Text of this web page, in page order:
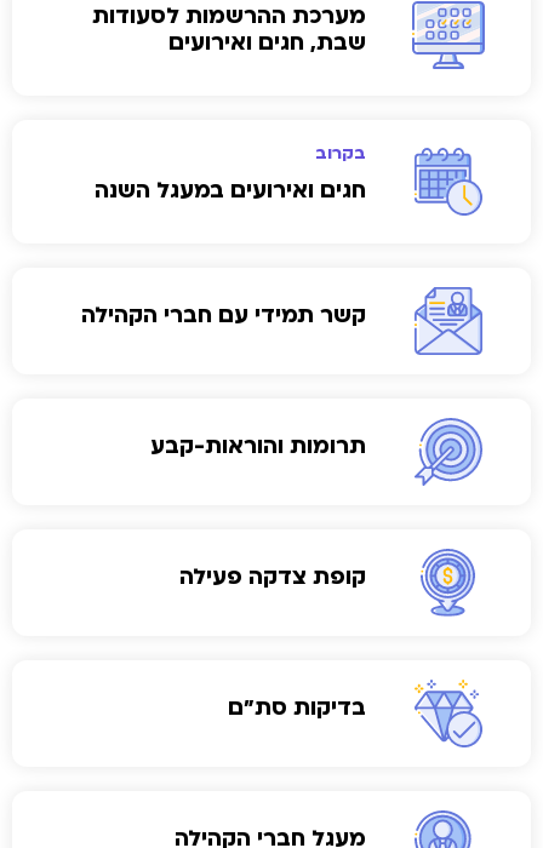
מערכת ההרשמות לסעודות
שבת, חגים ואירועים
בקרוב
חגים ואירועים במעגל השנה
קשר תמידי עם חברי הקהילה
תרומות והוראות-קבע
קופת צדקה פעילה
בדיקות סת"ם
מעגל חברי הקהילה